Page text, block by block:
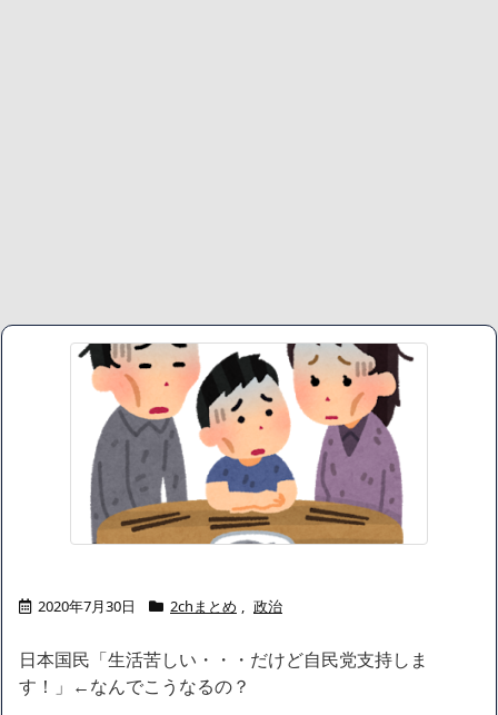
ボケて史上最強の作品 【画像】ボケて史上最強の作品、ついに決
まるｗｗｗｗｗｗｗｗNEW!
【画像】 ワイ「アルファードいいなあ。買いに行くか」店員「ほ
いっ見積もりな！」ワイ「金額おかしくね？」←お前らもそう思う
よな？？？？？NEW!
【画像】 「キム兄」こと芸人・木村祐一さん（63歳）、最新の松
本人志さんとのツーショットが完全に別人だとネット騒然！ 「マジ
で誰かわからん」...
NEW!
【悲報】週刊少年ジャンプ、史上初の100万部割れ 全盛期653万
部から98万部に…紙の雑誌「100万部超え」が消滅NEW!
【画像】甲子園開幕試合、仙台育英の女子マネージャーが美人す
【画像】身長155cm・体重36kg・ウエスト51cmのスレンダー美
少女がAVデビュ－ｗwwww
広末涼子さん、正気に戻ってしまい絶望する・・・「アカン、キ
ャリアがすべて終わった」
2020年7月30日 2chまとめ , 政治
日本国民「生活苦しい・・・だけど自民党支持しま
す！」←なんでこうなるの？